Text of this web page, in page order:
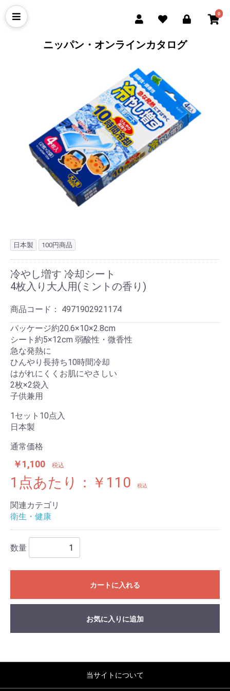
0
ニッパン・オンラインカタログ
日本製 100円商品
冷やし増す 冷却シート
4枚入り大人用(ミントの香り)
商品コード： 4971902921174
パッケージ約20.6×10×2.8cm
シート約5×12cm 弱酸性・微香性
急な発熱に
ひんやり長持ち10時間冷却
はがれにくくお肌にやさしい
2枚×2袋入
子供兼用
1セット10点入
日本製
通常価格
￥1,100 税込
1点あたり：￥110 税込
関連カテゴリ
衛生・健康
数量
カートに入れる
お気に入りに追加
当サイトについて